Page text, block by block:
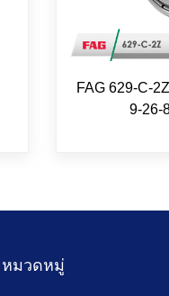
FAG 629-C-
9-26-
หมวดหมู่